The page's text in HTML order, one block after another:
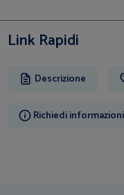
Link Rapidi
Descrizione
Richiedi informazioni